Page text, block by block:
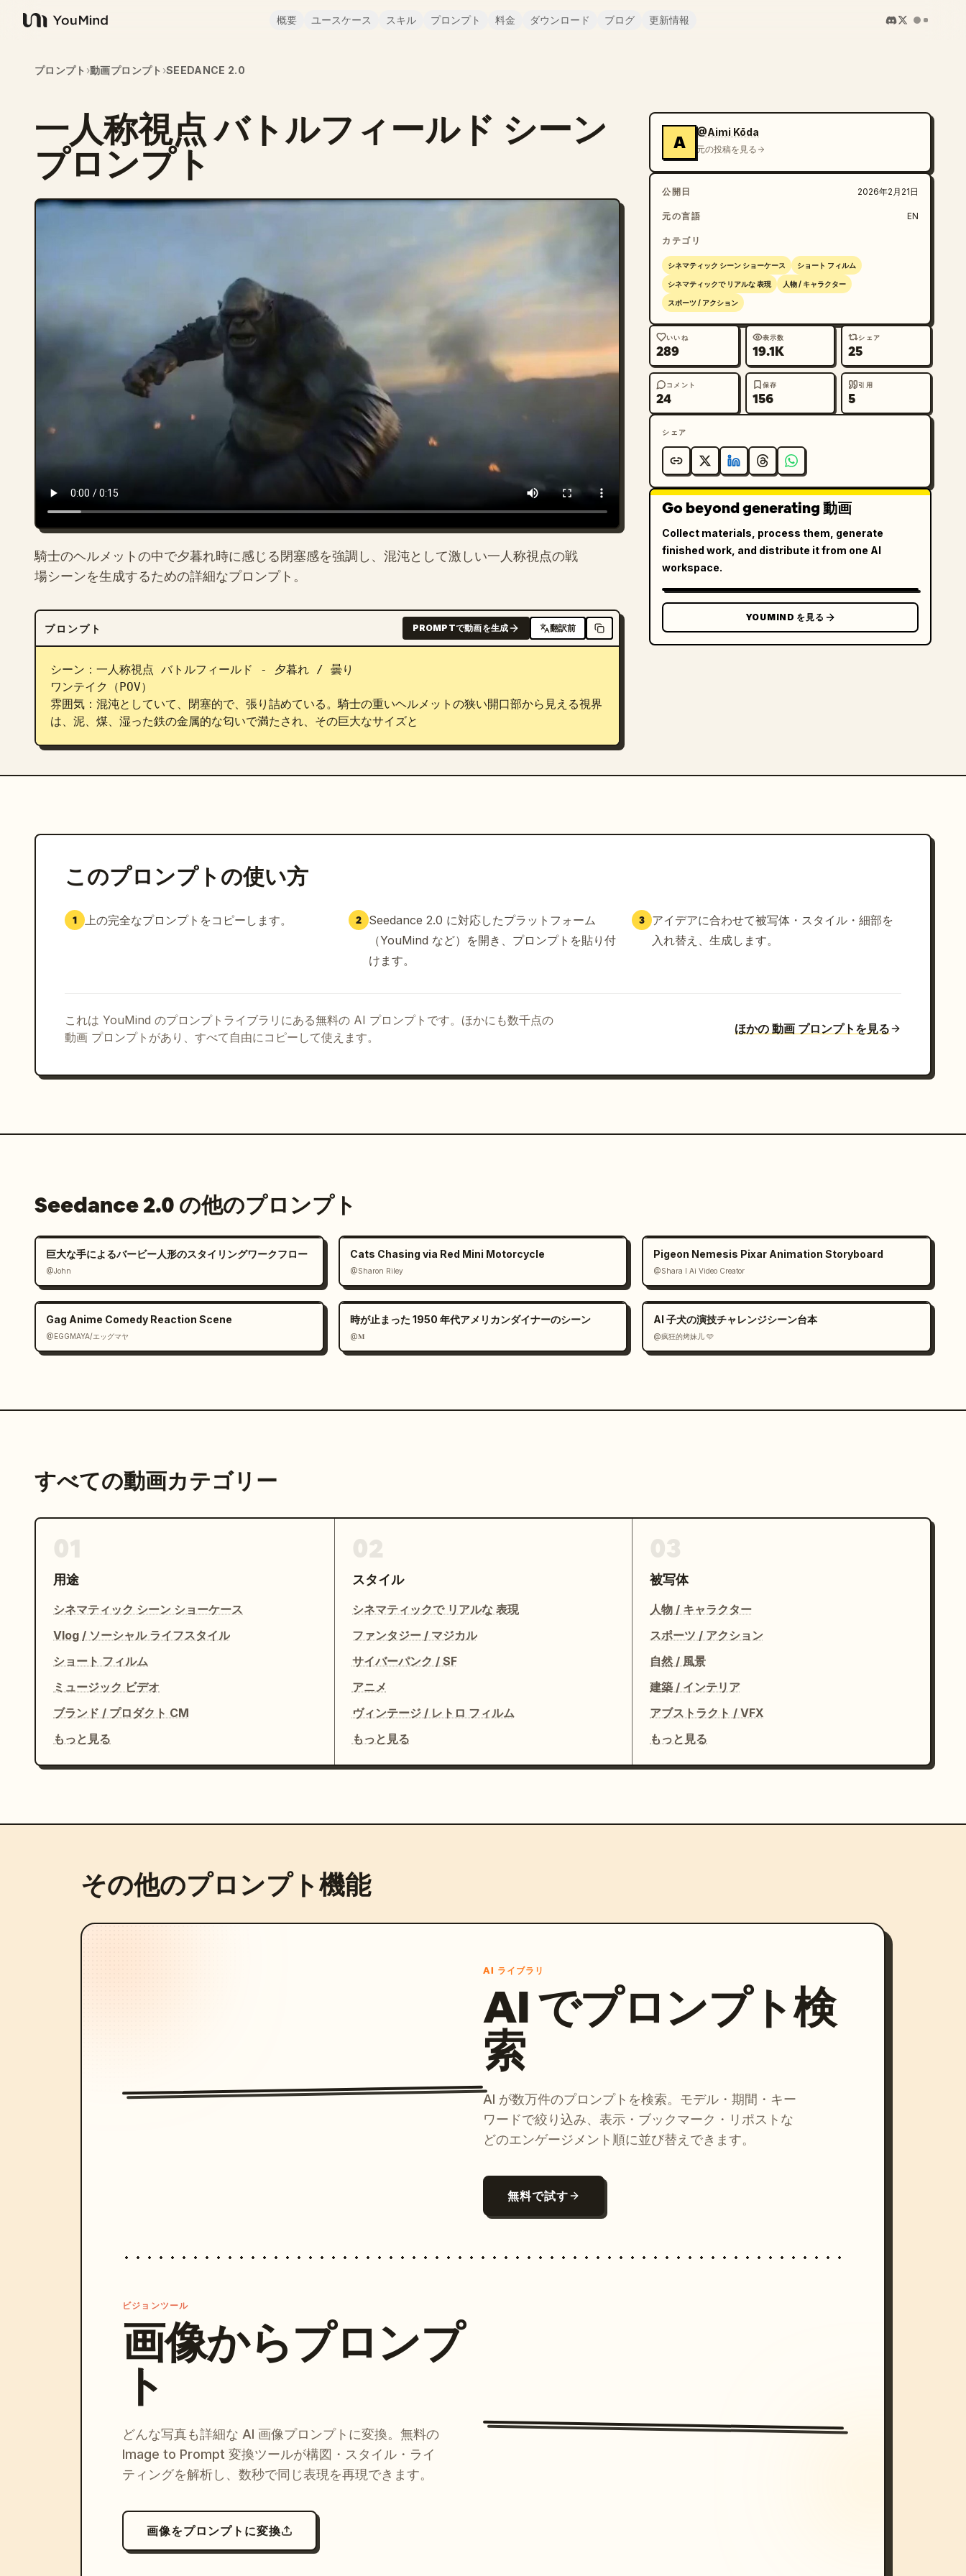
YouMind
概要 ユースケース スキル プロンプト 料金 ダウンロード ブログ 更新情報
プロンプト ›動画プロンプト ›SEEDANCE 2.0
一人称視点 バトルフィールド シーン
プロンプト
騎士のヘルメットの中で夕暮れ時に感じる閉塞感を強調し、混沌として激しい一人称視点の戦
場シーンを生成するための詳細なプロンプト。
プロンプト PROMPTで動画を生成 翻訳前
シーン：一人称視点 バトルフィールド - 夕暮れ / 曇り
ワンテイク（POV）
雰囲気：混沌としていて、閉塞的で、張り詰めている。騎士の重いヘルメットの狭い開口部から見える視界
は、泥、煤、湿った鉄の金属的な匂いで満たされ、その巨大なサイズと
A
@Aimi Kōda
元の投稿を見る
公開日 2026年2月21日
元の言語 EN
カテゴリ
シネマティック シーン ショーケース ショート フィルム
シネマティックで リアルな 表現 人物 / キャラクター
スポーツ / アクション
いいね
289
表示数
19.1K
シェア
25
コメント
24
保存
156
引用
5
シェア
Go beyond generating 動画
Collect materials, process them, generate
finished work, and distribute it from one AI
workspace.
YOUMIND を見る
このプロンプトの使い方
1 上の完全なプロンプトをコピーします。 2 Seedance 2.0 に対応したプラットフォーム
（YouMind など）を開き、プロンプトを貼り付
けます。
3
アイデアに合わせて被写体・スタイル・細部を
入れ替え、生成します。
これは YouMind のプロンプトライブラリにある無料の AI プロンプトです。ほかにも数千点の
動画 プロンプトがあり、すべて自由にコピーして使えます。
ほかの 動画 プロンプトを見る
Seedance 2.0 の他のプロンプト
巨大な手によるバービー人形のスタイリングワークフロー
@John
Cats Chasing via Red Mini Motorcycle
@Sharon Riley
Pigeon Nemesis Pixar Animation Storyboard
@Shara I Ai Video Creator
Gag Anime Comedy Reaction Scene
@EGGMAYA/エッグマヤ
時が止まった 1950 年代アメリカンダイナーのシーン
@𝐌
AI 子犬の演技チャレンジシーン台本
@疯狂的烤妹儿 🩵
すべての動画カテゴリー
用途
シネマティック シーン ショーケース
Vlog / ソーシャル ライフスタイル
ショート フィルム
ミュージック ビデオ
ブランド / プロダクト CM
もっと見る
スタイル
シネマティックで リアルな 表現
ファンタジー / マジカル
サイバーパンク / SF
アニメ
ヴィンテージ / レトロ フィルム
もっと見る
被写体
人物 / キャラクター
スポーツ / アクション
自然 / 風景
建築 / インテリア
アブストラクト / VFX
もっと見る
その他のプロンプト機能
AI ライブラリ
AI でプロンプト検
索
AI が数万件のプロンプトを検索。モデル・期間・キー
ワードで絞り込み、表示・ブックマーク・リポストな
どのエンゲージメント順に並び替えできます。
無料で試す
ビジョンツール
画像からプロンプ
ト
どんな写真も詳細な AI 画像プロンプトに変換。無料の
Image to Prompt 変換ツールが構図・スタイル・ライ
ティングを解析し、数秒で同じ表現を再現できます。
画像をプロンプトに変換